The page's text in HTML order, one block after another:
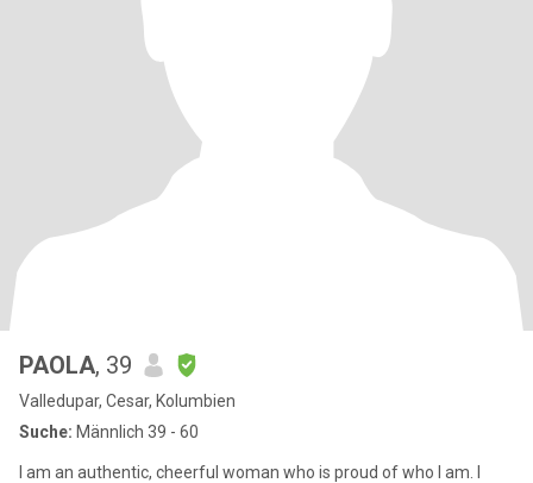
PAOLA, 39
Valledupar, Cesar, Kolumbien
Suche: Männlich 39 - 60
I am an authentic, cheerful woman who is proud of who I am. I